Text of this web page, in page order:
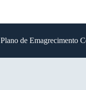
Plano de Emagrecimento